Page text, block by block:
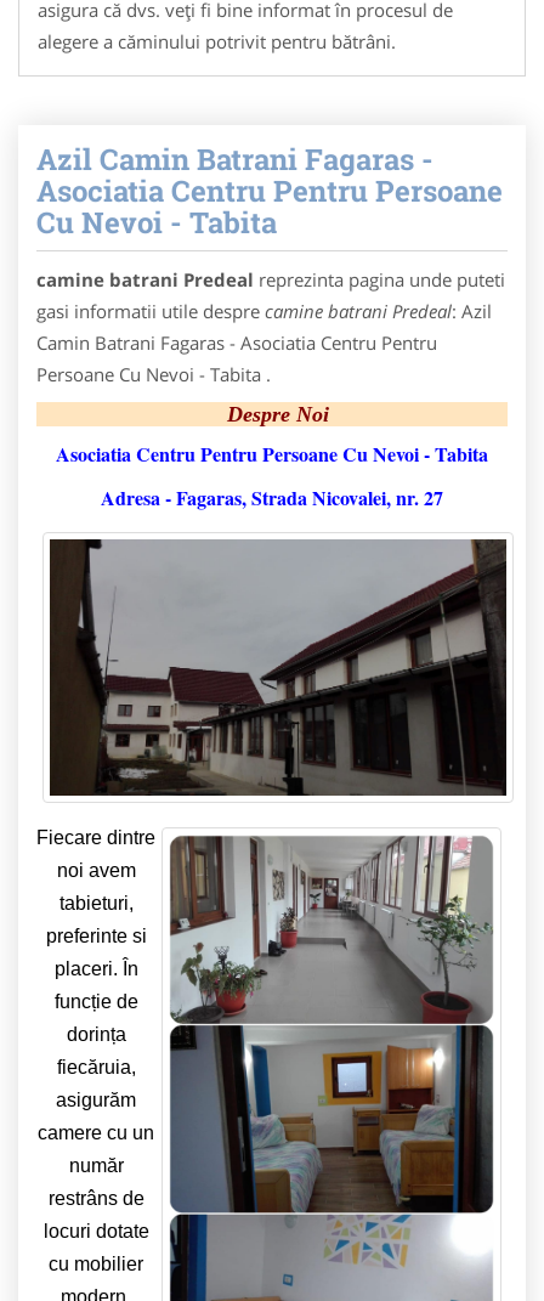
asigura că dvs. veți fi bine informat în procesul de
alegere a căminului potrivit pentru bătrâni.
Azil Camin Batrani Fagaras -
Asociatia Centru Pentru Persoane
Cu Nevoi - Tabita
camine batrani Predeal reprezinta pagina unde puteti
gasi informatii utile despre camine batrani Predeal: Azil
Camin Batrani Fagaras - Asociatia Centru Pentru
Persoane Cu Nevoi - Tabita .
Despre Noi
Asociatia Centru Pentru Persoane Cu Nevoi - Tabita
Adresa - Fagaras, Strada Nicovalei, nr. 27
Fiecare dintre
noi avem
tabieturi,
preferinte si
placeri. În
funcție de
dorința
fiecăruia,
asigurăm
camere cu un
număr
restrâns de
locuri dotate
cu mobilier
modern,